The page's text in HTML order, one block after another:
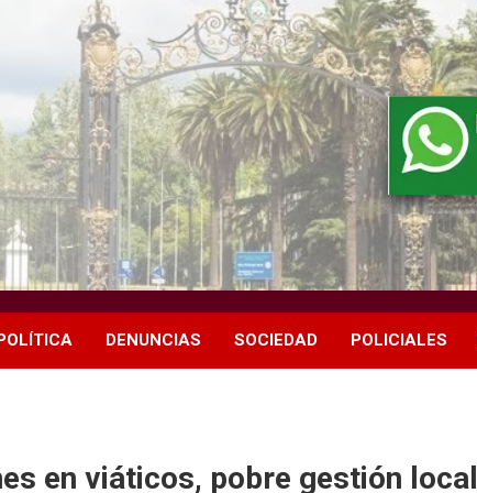
DENUNCIAS SOCIEDAD POLICIALES
en viáticos, pobre gestión local